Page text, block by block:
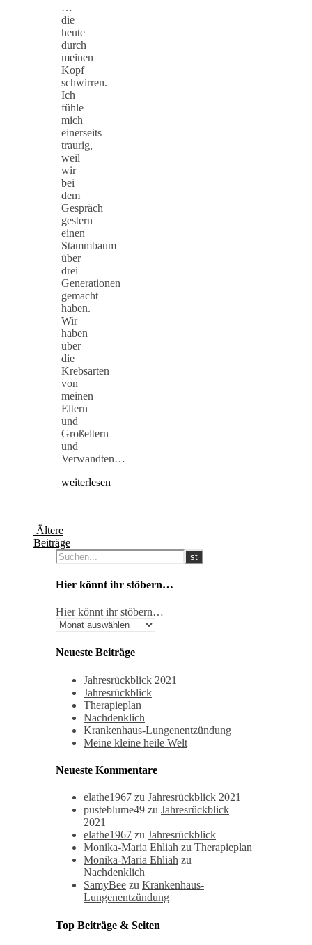
…
die
heute
durch
meinen
Kopf
schwirren.
Ich
fühle
mich
einerseits
traurig,
weil
wir
bei
dem
Gespräch
gestern
einen
Stammbaum
über
drei
Generationen
gemacht
haben.
Wir
haben
über
die
Krebsarten
von
meinen
Eltern
und
Großeltern
und
Verwandten…
weiterlesen
Ältere
Beiträge
Hier könnt ihr stöbern…
Hier könnt ihr stöbern…
Neueste Beiträge
Jahresrückblick 2021
Jahresrückblick
Therapieplan
Nachdenklich
Krankenhaus-Lungenentzündung
Meine kleine heile Welt
Neueste Kommentare
elathe1967 zu Jahresrückblick 2021
pusteblume49 zu Jahresrückblick
2021
elathe1967 zu Jahresrückblick
Monika-Maria Ehliah zu Therapieplan
Monika-Maria Ehliah zu
Nachdenklich
SamyBee zu Krankenhaus-
Lungenentzündung
Top Beiträge & Seiten